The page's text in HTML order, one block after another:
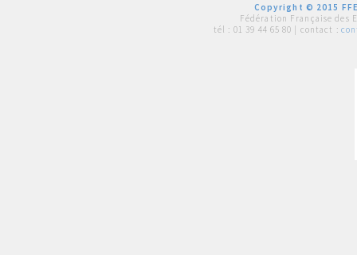
Copyright © 2015
Fédération Française des
tél : 01 39 44 65 80 | contact :